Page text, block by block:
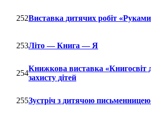
252Виставка дитячих робіт
253Літо — Книга — Я
254
Книжкова виставка «Книгосвіт
захисту дітей
255Зустріч з дитячою